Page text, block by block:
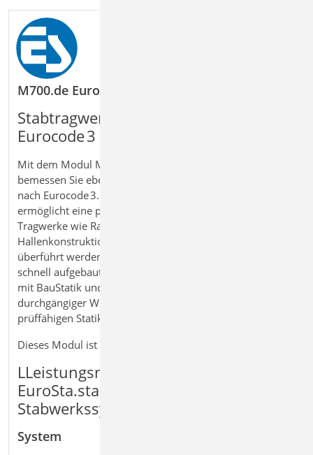
M700.de EuroSta.stahl 2D Stabwerk – Stahlbau-
Stabtragwerke aus Stahl nach
Eurocode 3 berechnen
Mit dem Modul M700.de EuroSta.stahl berechnen und
bemessen Sie ebene Stabtragwerke aus Stahl effizient
nach Eurocode 3. Die positionsorientierte Eingabe
ermöglicht eine praxisnahe Modellierung typischer
Tragwerke wie Rahmen, Fachwerke oder
Hallenkonstruktionen, die automatisch in ein FE‑Modell
überführt werden. Auch komplexe Geometrien können
schnell aufgebaut und analysiert werden. In Kombination
mit BauStatik und weiteren Modulen entsteht ein
durchgängiger Workflow von der Modellierung bis zur
prüffähigen Statik.
Dieses Modul ist auch verfügbar als M700.at
LLeistungsmerkmale M700.de
EuroSta.stahl 2D Stabwerk – Stahlbau-
Stabwerkssystem
System